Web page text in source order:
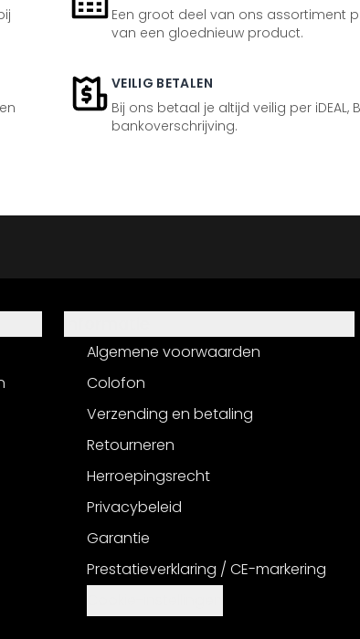
Een groot deel van ons assortiment
van een gloednieuw product.
VEILIG BETALEN
Bij ons betaal je altijd veilig per
bankoverschrijving.
Algemene voorwaarden
Colofon
Verzending en betaling
Retourneren
Herroepingsrecht
Privacybeleid
Garantie
Prestatieverklaring / CE-markering